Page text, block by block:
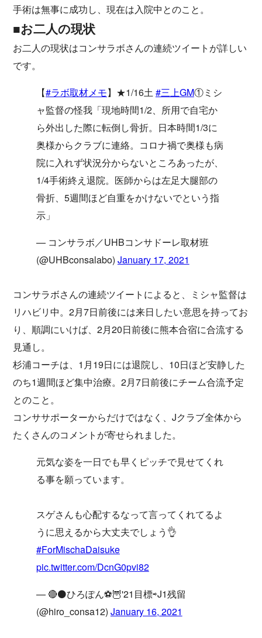
手術は無事に成功し、現在は入院中とのこと。
■お二人の現状
お二人の現状はコンサラボさんの連続ツイートが詳しい
です。
【#ラボ取材メモ】★1/16土#三上GM①ミシ
ャ監督の怪我「現地時間1/2、所用で自宅か
ら外出した際に転倒し骨折。日本時間1/3に
奥様からクラブに連絡。コロナ禍で奥様も病
院に入れず状況分からないところあったが、
1/4手術終え退院。医師からは左足大腿部の
骨折、5週間ほど自重をかけないでという指
示」
— コンサラボ／UHBコンサドーレ取材班
(@UHBconsalabo) January 17, 2021
コンサラボさんの連続ツイートによると、ミシャ監督は
リハビリ中。2月7日前後には来日したい意思を持ってお
り、順調にいけば、2月20日前後に熊本合宿に合流する
見通し。
杉浦コーチは、1月19日には退院し、10日ほど安静した
のち1週間ほど集中治療。2月7日前後にチーム合流予定
とのこと。
コンササポーターからだけではなく、Jクラブ全体から
たくさんのコメントが寄せられました。
元気な姿を一日でも早くピッチで見せてくれ
る事を願っています。
スゲさんも心配するなって言ってくれてるよ
うに思えるから大丈夫でしょう👌
#ForMischaDaisuke
pic.twitter.com/DcnG0pvi82
— 🔴⚫️ひろぽん⚽️🦉'21目標⇨J1残留
(@hiro_consa12) January 16, 2021